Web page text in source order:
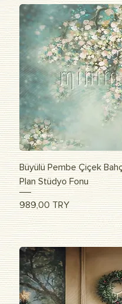
Быстрый
Büyülü Pembe Çiçek
Plan Stüdyo Fonu
Цена
989,00 TRY